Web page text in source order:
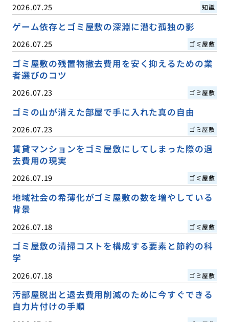
2026.07.25 知識
ゲーム依存とゴミ屋敷の深淵に潜む孤独の影
2026.07.25 ゴミ屋敷
ゴミ屋敷の残置物撤去費用を安く抑えるための業
者選びのコツ
2026.07.23 ゴミ屋敷
ゴミの山が消えた部屋で手に入れた真の自由
2026.07.23 ゴミ屋敷
賃貸マンションをゴミ屋敷にしてしまった際の退
去費用の現実
2026.07.19 ゴミ屋敷
地域社会の希薄化がゴミ屋敷の数を増やしている
背景
2026.07.18 ゴミ屋敷
ゴミ屋敷の清掃コストを構成する要素と節約の科
学
2026.07.18 ゴミ屋敷
汚部屋脱出と退去費用削減のために今すぐできる
自力片付けの手順